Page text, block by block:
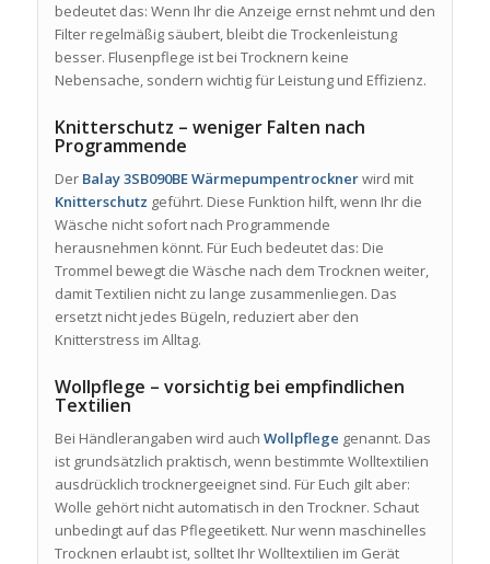
bedeutet das: Wenn Ihr die Anzeige ernst nehmt und den
Filter regelmäßig säubert, bleibt die Trockenleistung
besser. Flusenpflege ist bei Trocknern keine
Nebensache, sondern wichtig für Leistung und Effizienz.
Knitterschutz – weniger Falten nach
Programmende
Der Balay 3SB090BE Wärmepumpentrocknerwird mit
Knitterschutz geführt. Diese Funktion hilft, wenn Ihr die
Wäsche nicht sofort nach Programmende
herausnehmen könnt. Für Euch bedeutet das: Die
Trommel bewegt die Wäsche nach dem Trocknen weiter,
damit Textilien nicht zu lange zusammenliegen. Das
ersetzt nicht jedes Bügeln, reduziert aber den
Knitterstress im Alltag.
Wollpflege – vorsichtig bei empfindlichen
Textilien
Bei Händlerangaben wird auch Wollpflege genannt. Das
ist grundsätzlich praktisch, wenn bestimmte Wolltextilien
ausdrücklich trocknergeeignet sind. Für Euch gilt aber:
Wolle gehört nicht automatisch in den Trockner. Schaut
unbedingt auf das Pflegeetikett. Nur wenn maschinelles
Trocknen erlaubt ist, solltet Ihr Wolltextilien im Gerät